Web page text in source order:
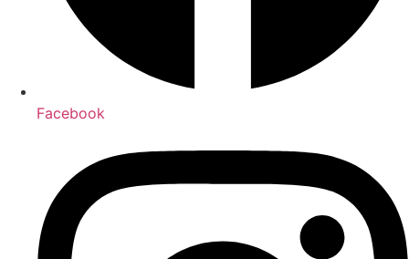
Facebook